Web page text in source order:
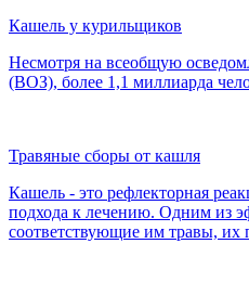
Кашель у курильщиков
Несмотря на всеобщую
(ВОЗ), более 1,1 миллиарда
Травяные сборы от кашля
Кашель - это рефлекторная
подхода к лечению. Одним из
соответствующие им травы, их